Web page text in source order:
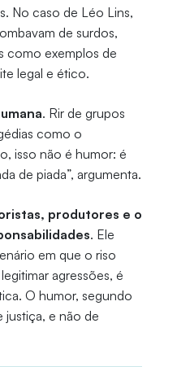
No caso de Léo Lins,
de surdos,
como exemplos de
legal e ético.
. Rir de grupos
como o
isso não é humor: é
de piada”, argumenta.
produtores e o
. Ele
em que o riso
agressões, é
O humor, segundo
justiça, e não de